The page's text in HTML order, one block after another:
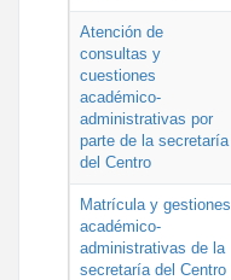
Atención de
consultas y
cuestiones
académico-
administrativas por
parte de la secretaría
del Centro
Matrícula y gestiones
académico-
administrativas de la
secretaría del Centro